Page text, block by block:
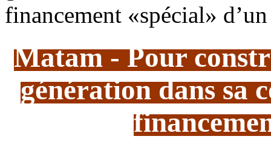
Matam - Pour
génération dans sa